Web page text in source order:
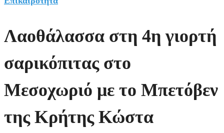
Λαοθάλασσα στη 4η γιορτή
σαρικόπιτας στο
Μεσοχωριό με το Μπετόβεν
της Κρήτης Κώστα